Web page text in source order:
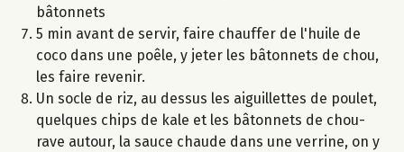
bâtonnets
5 min avant de servir, faire chauffer de l'huile de
coco dans une poêle, y jeter les bâtonnets de chou,
les faire revenir.
Un socle de riz, au dessus les aiguillettes de poulet,
quelques chips de kale et les bâtonnets de chou-
rave autour, la sauce chaude dans une verrine, on y